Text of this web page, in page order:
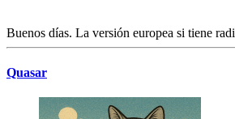
Buenos días. La versión europea si tiene
Quasar